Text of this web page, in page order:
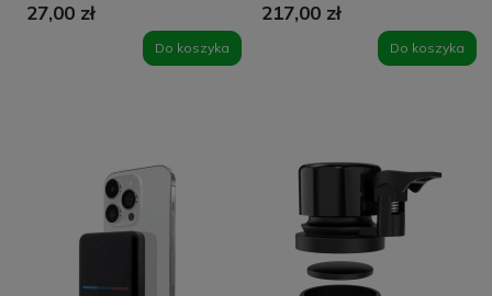
White
27,00 zł
Do koszyka
MagSafe AU-
MWPB5000-
217,00 zł
Do koszyka